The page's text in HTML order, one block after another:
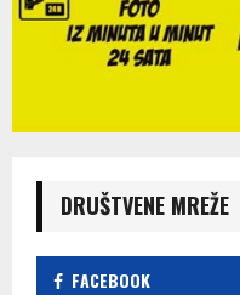
DRUŠTVENE MREŽE
FACEBOOK